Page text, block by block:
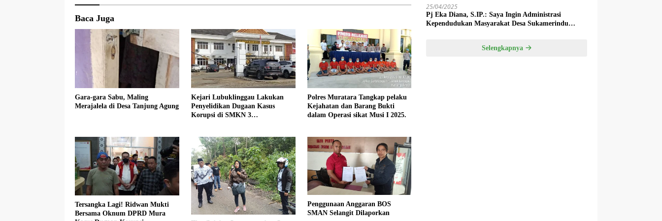
Baca Juga
Gara-gara Sabu, Maling
Merajalela di Desa Tanjung Agung
Kejari Lubuklinggau Lakukan
Penyelidikan Dugaan Kasus
Korupsi di SMKN 3
Polres Muratara Tangkap pelaku
Kejahatan dan Barang Bukti
dalam Operasi sikat Musi I 2025.
Tersangka Lagi! Ridwan Mukti
Bersama Oknum DPRD Mura
Penggunaan Anggaran BOS
SMAN Selangit Dilaporkan
25/04/2025
Pj Eka Diana, S.IP.: Saya Ingin Administrasi
Kependudukan Masyarakat Desa Sukamerindu
Selengkapnya